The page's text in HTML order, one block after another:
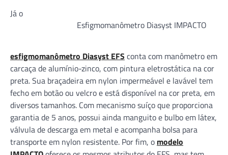
Esfigmomanômetro Diasyst IMPACTO
Já o
esfigmomanômetro Diasyst EFS conta com manômetro em
carcaça de alumínio-zinco, com pintura eletrostática na cor
preta. Sua braçadeira em nylon impermeável e lavável tem
fecho em botão ou velcro e está disponível na cor preta, em
diversos tamanhos. Com mecanismo suíço que proporciona
garantia de 5 anos, possui ainda manguito e bulbo em látex,
válvula de descarga em metal e acompanha bolsa para
transporte em nylon resistente. Por fim, o modelo